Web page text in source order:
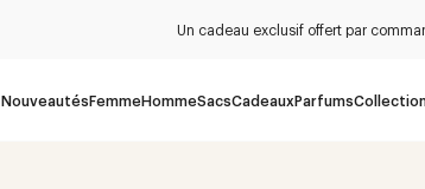
Un cadeau exclusif offert par
NouveautésFemmeHommeSacsCadeauxParfums